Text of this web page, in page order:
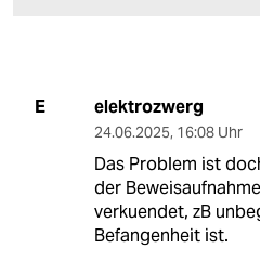
E elektrozwerg
24.06.2025, 16:08 Uhr
Das Problem ist
der
verkuendet, zB
Befangenheit ist.